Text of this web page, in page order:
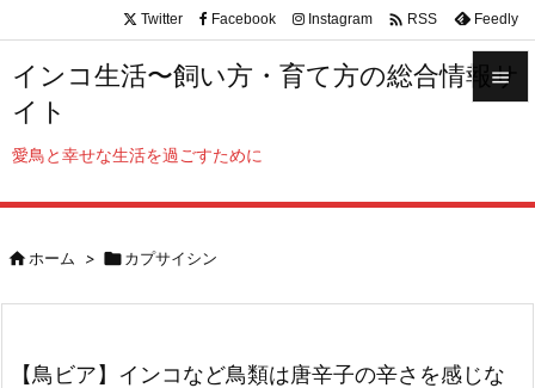
インコ生活〜飼い方・育て方の総合情報サ
イト
愛鳥と幸せな生活を過ごすために

サイド


Twitter Facebook Instagram  RSS Feedly
ホーム > カプサイシン
【鳥ビア】インコなど鳥類は唐辛子の辛さを感じな